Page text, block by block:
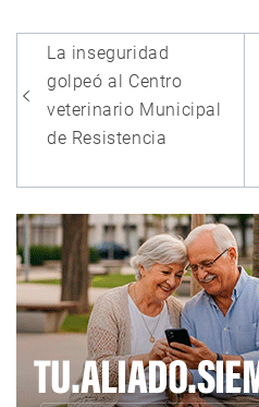
Navegación
de
entradas
La inseguridad
golpeó al Centro
veterinario Municipal
de Resistencia